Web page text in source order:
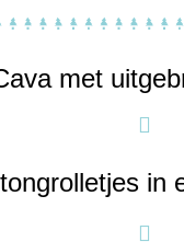
met
in